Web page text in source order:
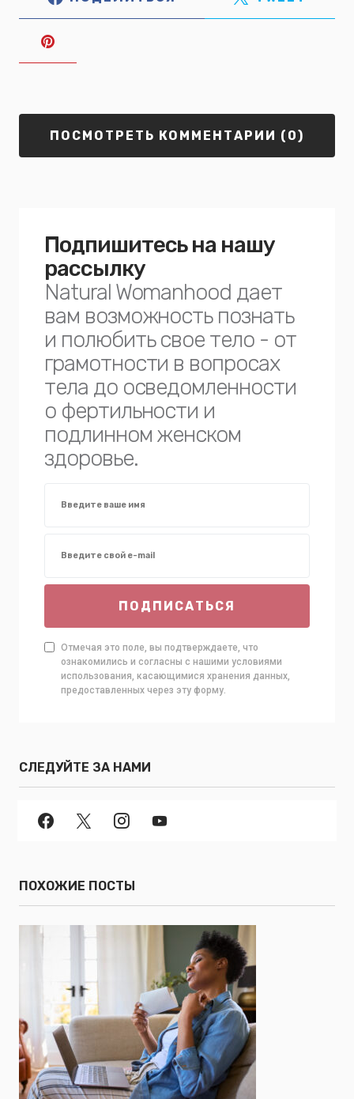
ПОСМОТРЕТЬ КОММЕНТАРИИ (0)
Подпишитесь на нашу
рассылку
Natural Womanhood дает
вам возможность познать
и полюбить свое тело - от
грамотности в вопросах
тела до осведомленности
о фертильности и
подлинном женском
здоровье.
ПОДПИСАТЬСЯ
Отмечая это поле, вы подтверждаете, что
ознакомились и согласны с нашими условиями
использования, касающимися хранения данных,
предоставленных через эту форму.
СЛЕДУЙТЕ ЗА НАМИ
ПОХОЖИЕ ПОСТЫ